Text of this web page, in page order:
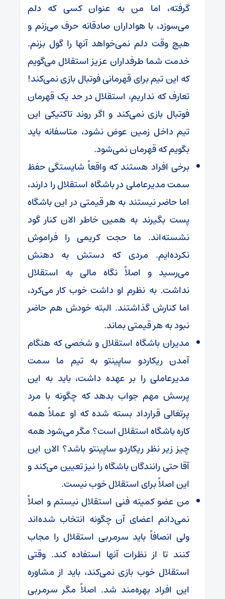
گرفته، اما من به عنوان کسی که دلم
می‌سوزد، با هواداران صادقانه حرف می‌زنم و
هیچ وقت دلم نمی‌خواهد آنها را گول بزنم.
خدمت شما طرفداران عزیز استقلال می‌گویم
که این تیم برای قهرمانی فوتبال بازی نمی‌کند!
تعارف که نداریم، استقلال در حد یک قهرمان
فوتبال بازی نمی‌کند و اگر روند تاکتیکی این
تیم داخل زمین عوض نشود، متاسفانه باید
بگویم که قهرمان نمی‌شود.
برخی افراد هستند که واقعاً شایستگی حفظ
سمت مدیرعاملی در باشگاه استقلال را دارند،
اما حاضر نیستند به هر قیمتی در این باشگاه
پست بگیرند به همین خاطر الان کنار گود
نشسته‌اند. ما حجت کریمی را فراموش
نکرده‌ایم. مردی که دستش به دهنش
می‌رسید و اصلاً نگاه مالی به استقلال
نداشت. به نظرم او داشت خوب کار می‌کرد،
اما کنارش گذاشتند. البته خودش هم حاضر
نبود به هر قیمتی بماند.
مدیران باشگاه استقلال و شخصی که هنگام
آمدن ریکاردو ساپینتو به تیم ما سمت
مدیرعاملی را بر عهده داشت، باید به این
پرسش مهم جواب بدهد که چگونه با مرد
پرتغالی قرارداد بسته شده که او عملاً همه
کاره باشگاه استقلال است؟ مگر می‌شود همه
چیز زیر نظر ریکاردو ساپینتو باشد؟ الان این
آقا حتی رانندگان باشگاه را نیز تعیین می‌کند و
این اصلاً برای استقلال خوب نیست.
من عضو کمیته فنی استقلال نیستم و اصلاً
نمی‌دانم اعضای آن چگونه انتخاب شده‌اند
ولی انصافاً باید سرمربی استقلال را مجاب
کنند تا از نظرات آنها استفاده کند. وقتی
استقلال خوب بازی نمی‌کند، باید از مشاوره
این افراد بهره‌مند شد. اصلاً مگر سرمربی